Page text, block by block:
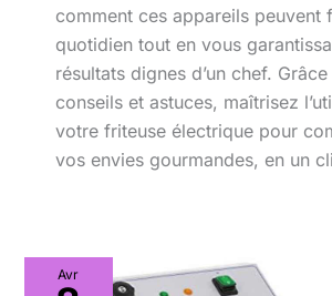
comment ces appareils peuvent
quotidien tout en vous
résultats dignes d’un chef.
conseils et astuces, maîtrisez
votre friteuse électrique pour
vos envies gourmandes, en un
Avr
Test
de